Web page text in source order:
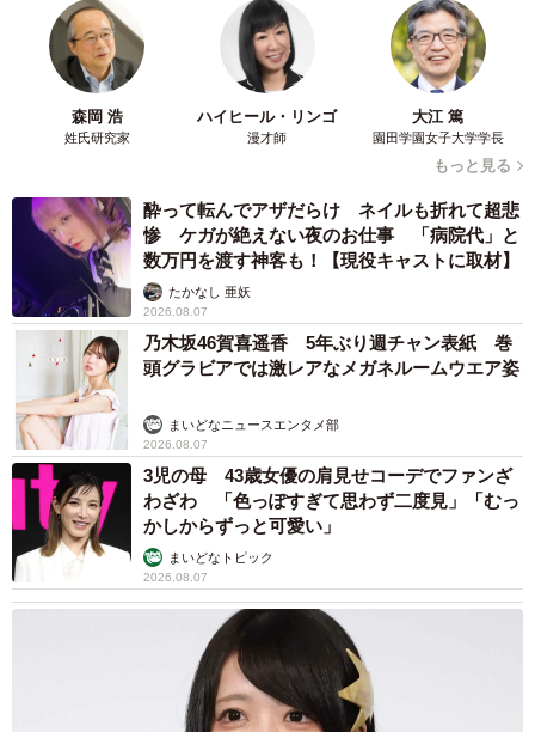
森岡 浩
姓氏研究家
ハイヒール・リンゴ
漫才師
大江 篤
園田学園女子大学学長
もっと見る
酔って転んでアザだらけ ネイルも折れて超悲
惨 ケガが絶えない夜のお仕事 「病院代」と
数万円を渡す神客も！【現役キャストに取材】
たかなし 亜妖
2026.08.07
乃木坂46賀喜遥香 5年ぶり週チャン表紙 巻
頭グラビアでは激レアなメガネルームウエア姿
まいどなニュースエンタメ部
2026.08.07
3児の母 43歳女優の肩見せコーデでファンざ
わざわ 「色っぽすぎて思わず二度見」「むっ
かしからずっと可愛い」
まいどなトピック
2026.08.07